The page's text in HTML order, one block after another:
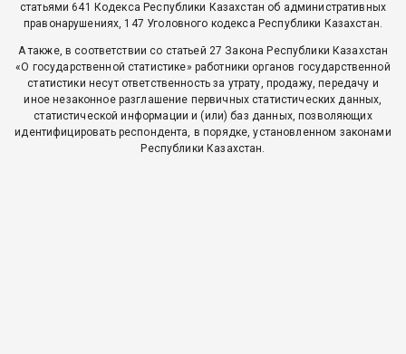
статьями 641 Кодекса Республики Казахстан об административных
правонарушениях, 147 Уголовного кодекса Республики Казахстан.
А также, в соответствии со статьей 27 Закона Республики Казахстан
«О государственной статистике» работники органов государственной
статистики несут ответственность за утрату, продажу, передачу и
иное незаконное разглашение первичных статистических данных,
статистической информации и (или) баз данных, позволяющих
идентифицировать респондента, в порядке, установленном законами
Республики Казахстан.